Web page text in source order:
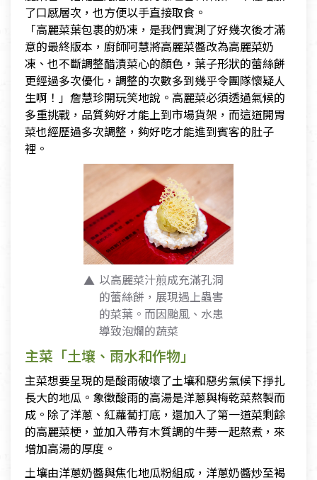
了口感層次，也方便以手直接取食。
「高麗菜葉包裹的奶凍，是我們實測了好幾次後才滿
意的最終版本，廚師阿慧將高麗菜醬改為高麗菜奶
凍、也不斷調整醋漬菜心的顏色，葉子形狀的蕾絲餅
更經過多次優化，調整的次數多到幾乎令團隊懷疑人
生啊！」詹慧珍開玩笑地說。高麗菜必須透過氣候的
多重挑戰，品質夠好才能上到市場貨架，而這道開胃
菜也經歷過多次調整，夠好吃才能進到賓客的肚子
裡。
以高麗菜汁煎成充滿孔洞
的蕾絲餅，展現遇上蟲害
的菜葉。而因颱風、水患
導致泡爛的蔬菜
主菜「土壤、雨水和作物」
主菜想要呈現的是酸雨破壞了土壤和惡劣氣候下掙扎
長大的地瓜。象徵酸雨的高湯是洋蔥與梅乾菜熬製而
成。除了洋蔥、紅蘿蔔打底，還加入了第一道菜剩餘
的高麗菜梗，並加入帶有木質調的牛蒡一起熬煮，來
增加高湯的厚度。
土壤由洋蔥奶醬與焦化地瓜粉組成，洋蔥奶醬炒至褐